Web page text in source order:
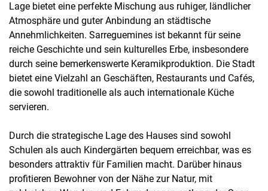
Lage bietet eine perfekte Mischung aus ruhiger, ländlicher
Atmosphäre und guter Anbindung an städtische
Annehmlichkeiten. Sarreguemines ist bekannt für seine
reiche Geschichte und sein kulturelles Erbe, insbesondere
durch seine bemerkenswerte Keramikproduktion. Die Stadt
bietet eine Vielzahl an Geschäften, Restaurants und Cafés,
die sowohl traditionelle als auch internationale Küche
servieren.
Durch die strategische Lage des Hauses sind sowohl
Schulen als auch Kindergärten bequem erreichbar, was es
besonders attraktiv für Familien macht. Darüber hinaus
profitieren Bewohner von der Nähe zur Natur, mit